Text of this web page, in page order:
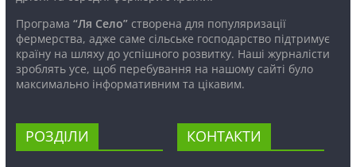
Програма “Ля Село”створена для популяризації
фермерства, адже саме сільське господарство підтримує
країну на шляху до успішного розвитку. Наші журналісти
зроблять усе, щоб перебування на нашому сайті було
максимально інформативним та цікавим.
РОЗДІЛИ КОНТАКТИ